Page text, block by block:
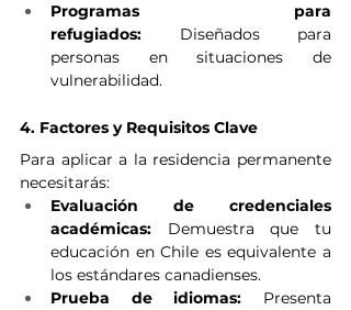
Programas para
refugiados: Diseñados para
personas en situaciones de
vulnerabilidad.
4. Factores y Requisitos Clave
Para aplicar a la residencia permanente
necesitarás:
Evaluación de credenciales
académicas: Demuestra que tu
educación en Chile es equivalente a
los estándares canadienses.
Prueba de idiomas: Presenta